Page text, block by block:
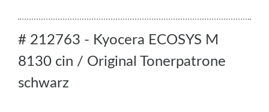
# 212763 - Kyocera ECOSYS M
8130 cin / Original Tonerpatrone
schwarz